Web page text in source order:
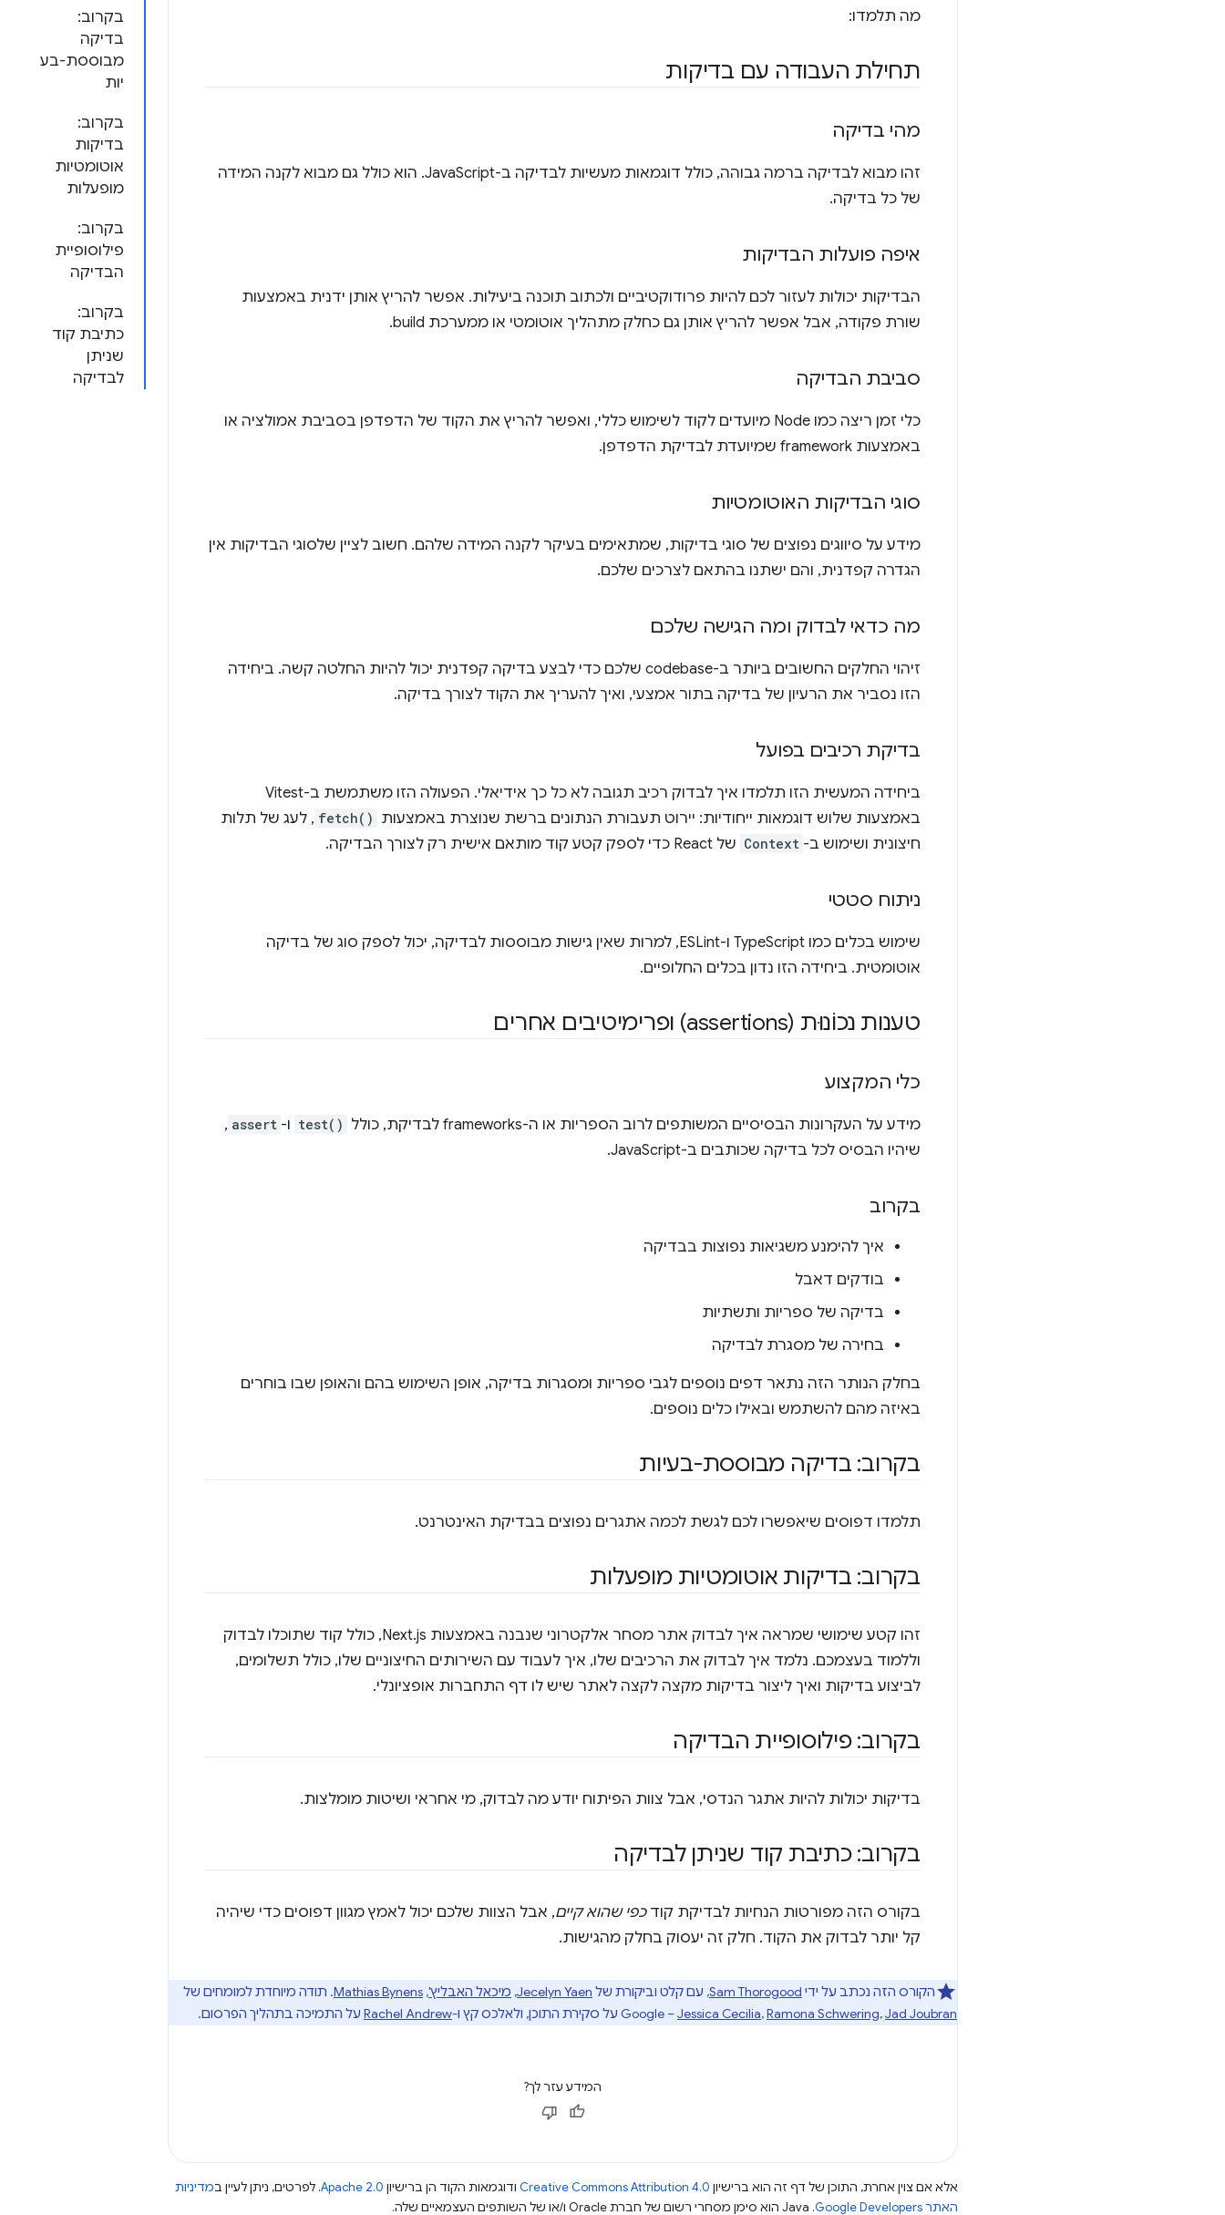
בקרוב:
בדיקה
מבוססת-בע
יות
בקרוב:
בדיקות
אוטומטיות
מופעלות
בקרוב:
פילוסופיית
הבדיקה
בקרוב:
כתיבת קוד
שניתן
לבדיקה
מה תלמדו:
תחילת העבודה עם בדיקות
מהי בדיקה
זהו מבוא לבדיקה ברמה גבוהה, כולל דוגמאות מעשיות לבדיקה ב-JavaScript. הוא כולל גם מבוא לקנה המידה
של כל בדיקה.
איפה פועלות הבדיקות
הבדיקות יכולות לעזור לכם להיות פרודוקטיביים ולכתוב תוכנה ביעילות. אפשר להריץ אותן ידנית באמצעות
שורת פקודה, אבל אפשר להריץ אותן גם כחלק מתהליך אוטומטי או ממערכת build.
סביבת הבדיקה
כלי זמן ריצה כמו Node מיועדים לקוד לשימוש כללי, ואפשר להריץ את הקוד של הדפדפן בסביבת אמולציה או
באמצעות framework שמיועדת לבדיקת הדפדפן.
סוגי הבדיקות האוטומטיות
מידע על סיווגים נפוצים של סוגי בדיקות, שמתאימים בעיקר לקנה המידה שלהם. חשוב לציין שלסוגי הבדיקות אין
הגדרה קפדנית, והם ישתנו בהתאם לצרכים שלכם.
מה כדאי לבדוק ומה הגישה שלכם
זיהוי החלקים החשובים ביותר ב-codebase שלכם כדי לבצע בדיקה קפדנית יכול להיות החלטה קשה. ביחידה
הזו נסביר את הרעיון של בדיקה בתור אמצעי, ואיך להעריך את הקוד לצורך בדיקה.
בדיקת רכיבים בפועל
ביחידה המעשית הזו תלמדו איך לבדוק רכיב תגובה לא כל כך אידיאלי. הפעולה הזו משתמשת ב-Vitest
באמצעות שלוש דוגמאות ייחודיות: יירוט תעבורת הנתונים ברשת שנוצרת באמצעות fetch() , לעג של תלות
חיצונית ושימוש ב- Context של React כדי לספק קטע קוד מותאם אישית רק לצורך הבדיקה.
ניתוח סטטי
שימוש בכלים כמו TypeScript ו-ESLint, למרות שאין גישות מבוססות לבדיקה, יכול לספק סוג של בדיקה
אוטומטית. ביחידה הזו נדון בכלים החלופיים.
טענות נכוֹנוּת (assertions) ופרימיטיבים אחרים
כלי המקצוע
מידע על העקרונות הבסיסיים המשותפים לרוב הספריות או ה-frameworks לבדיקת, כולל test() ו- assert
,
שיהיו הבסיס לכל בדיקה שכותבים ב-JavaScript.
בקרוב
איך להימנע משגיאות נפוצות בבדיקה
בודקים דאבל
בדיקה של ספריות ותשתיות
בחירה של מסגרת לבדיקה
בחלק הנותר הזה נתאר דפים נוספים לגבי ספריות ומסגרות בדיקה, אופן השימוש בהם והאופן שבו בוחרים
באיזה מהם להשתמש ובאילו כלים נוספים.
בקרוב: בדיקה מבוססת-בעיות
תלמדו דפוסים שיאפשרו לכם לגשת לכמה אתגרים נפוצים בבדיקת האינטרנט.
בקרוב: בדיקות אוטומטיות מופעלות
זהו קטע שימושי שמראה איך לבדוק אתר מסחר אלקטרוני שנבנה באמצעות Next.js, כולל קוד שתוכלו לבדוק
וללמוד בעצמכם. נלמד איך לבדוק את הרכיבים שלו, איך לעבוד עם השירותים החיצוניים שלו, כולל תשלומים,
לביצוע בדיקות ואיך ליצור בדיקות מקצה לקצה לאתר שיש לו דף התחברות אופציונלי.
בקרוב: פילוסופיית הבדיקה
בדיקות יכולות להיות אתגר הנדסי, אבל צוות הפיתוח יודע מה לבדוק, מי אחראי ושיטות מומלצות.
בקרוב: כתיבת קוד שניתן לבדיקה
בקורס הזה מפורטות הנחיות לבדיקת קודכפי שהוא קיים, אבל הצוות שלכם יכול לאמץ מגוון דפוסים כדי שיהיה
קל יותר לבדוק את הקוד. חלק זה יעסוק בחלק מהגישות.
הקורס הזה נכתב על ידי Sam Thorogood, עם קלט וביקורת של Jecelyn Yaen
, מיכאל האבליץ',
Mathias Bynens. תודה מיוחדת למומחים של
Google –Jessica Cecilia,Ramona Schwering,Jad Joubran על סקירת התוכן, ולאלכס קץ ו-Rachel Andrew על התמיכה בתהליך הפרסום.
המידע עזר לך?
אלא אם צוין אחרת, התוכן של דף זה הוא ברישיון Creative Commons Attribution 4.0 ודוגמאות הקוד הן ברישיון Apache 2.0. לפרטים, ניתן לעיין במדיניות
האתר Google Developers‏
.‏ Java הוא סימן מסחרי רשום של חברת Oracle ו/או של השותפים העצמאיים שלה.